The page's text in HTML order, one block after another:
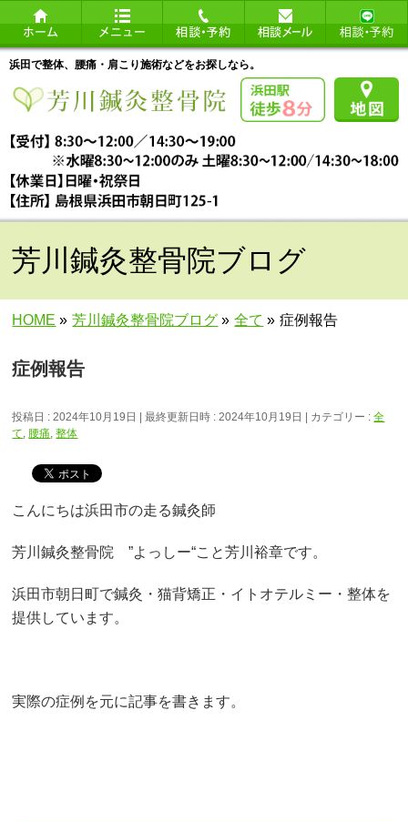
浜田で整体、腰痛・肩こり施術などをお探しなら。
芳川鍼灸整骨院ブログ
HOME » 芳川鍼灸整骨院ブログ » 全て » 症例報告
症例報告
投稿日 : 2024年10月19日 最終更新日時 : 2024年10月19日 カテゴリー :全
て, 腰痛,整体
こんにちは浜田市の走る鍼灸師
芳川鍼灸整骨院 ”よっしー“こと芳川裕章です。
浜田市朝日町で鍼灸・猫背矯正・イトオテルミー・整体を
提供しています。
実際の症例を元に記事を書きます。